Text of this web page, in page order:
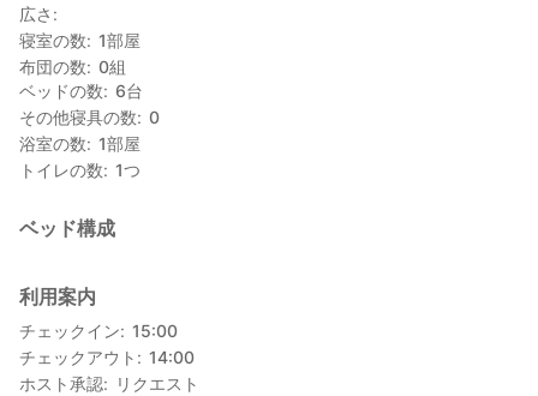
広さ
寝室の数
1部屋
布団の数
0組
ベッドの数
6台
その他寝具の数
0
浴室の数
1部屋
トイレの数
1つ
ベッド構成
利用案内
チェックイン
15:00
チェックアウト
14:00
ホスト承認
リクエスト